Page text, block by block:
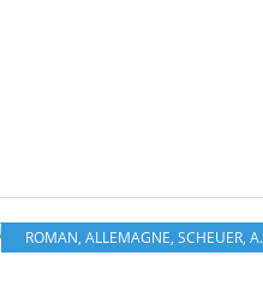
ROMAN, ALLEMAGNE, SCHEUER, ACTES SUD